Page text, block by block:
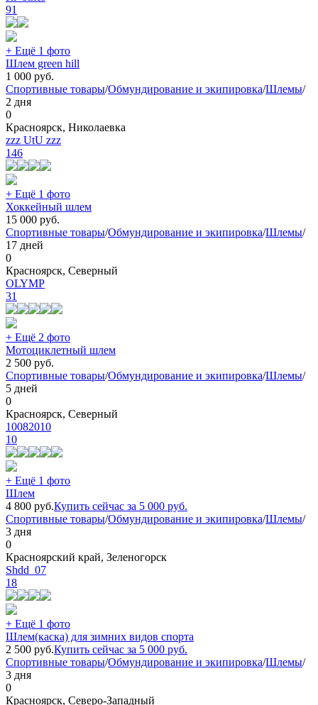
91
+ Ещё 1 фото
Шлем green hill
1 000 руб.
Спортивные товары/Обмундирование и экипировка/Шлемы/
2 дня
0
Красноярск, Николаевка
zzz UtU zzz
146
+ Ещё 1 фото
Хоккейный шлем
15 000 руб.
Спортивные товары/Обмундирование и экипировка/Шлемы/
17 дней
0
Красноярск, Северный
OLYMP
31
+ Ещё 2 фото
Мотоциклетный шлем
2 500 руб.
Спортивные товары/Обмундирование и экипировка/Шлемы/
5 дней
0
Красноярск, Северный
10082010
10
+ Ещё 1 фото
Шлем
4 800 руб.Купить сейчас за 5 000 руб.
Спортивные товары/Обмундирование и экипировка/Шлемы/
3 дня
0
Красноярский край, Зеленогорск
Shdd_07
18
+ Ещё 1 фото
Шлем(каска) для зимних видов спорта
2 500 руб.Купить сейчас за 5 000 руб.
Спортивные товары/Обмундирование и экипировка/Шлемы/
3 дня
0
Красноярск, Северо-Западный